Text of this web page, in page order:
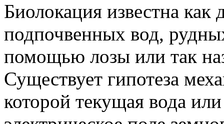
Биолокация известна как
подпочвенных вод,
помощью лозы или так
Существует гипотеза
которой текущая вода